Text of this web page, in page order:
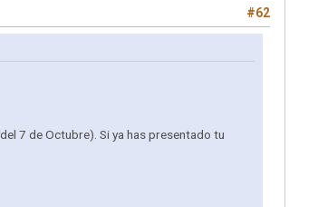
#62
7 de Octubre). Si ya has presentado tu